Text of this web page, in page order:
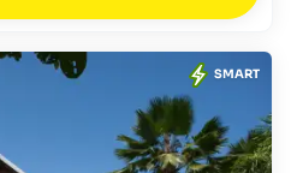
SMART